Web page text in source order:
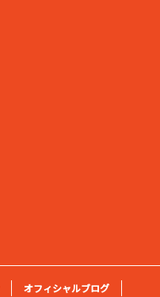
オフィシャルブログ